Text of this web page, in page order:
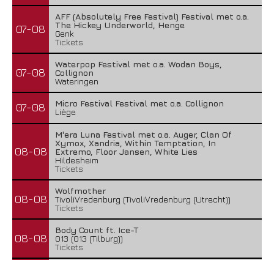
07-08
AFF (Absolutely Free Festival) Festival met o.a.
The Hickey Underworld, Henge
Genk
Tickets
07-08
Waterpop Festival met o.a. Wodan Boys,
Collignon
Wateringen
07-08
Micro Festival Festival met o.a. Collignon
Liège
08-08
M'era Luna Festival met o.a. Auger, Clan Of
Xymox, Xandria, Within Temptation, In
Extremo, Floor Jansen, White Lies
Hildesheim
Tickets
08-08
Wolfmother
TivoliVredenburg (TivoliVredenburg (Utrecht))
Tickets
08-08
Body Count ft. Ice-T
013 (013 (Tilburg))
Tickets